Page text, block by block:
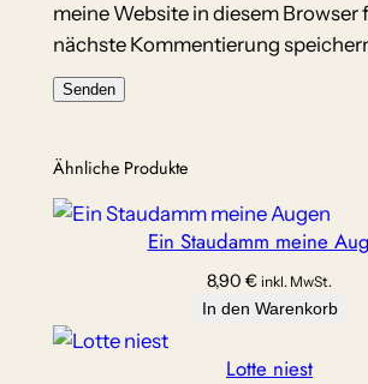
meine Website in diesem Browser
nächste Kommentierung
Ähnliche Produkte
Ein Staudamm meine
8,90 € inkl. MwSt.
In den Warenkorb
Lotte niest